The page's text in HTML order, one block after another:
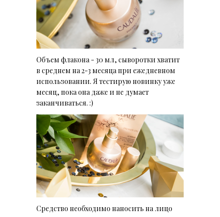
Объем флакона - 30 мл, сыворотки хватит
в среднем на 2-3 месяца при ежедневном
использовании. Я тестирую новинку уже
месяц, пока она даже и не думает
заканчиваться. :)
Средство необходимо наносить на лицо